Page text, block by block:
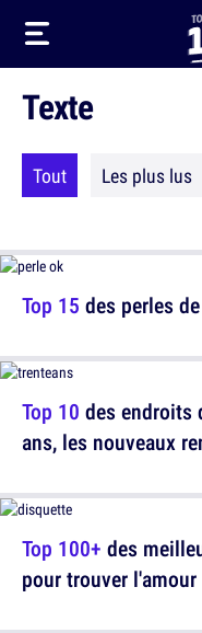
Texte
Tout Les plus lus
Top 15 des perles
Top 100+ des
pour trouver l'amour
Top 10 des endroits
ans, les nouveaux